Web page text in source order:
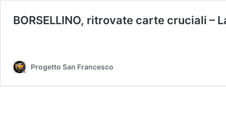
BORSELLINO, ritrovate carte cruciali –
Progetto San Francesco